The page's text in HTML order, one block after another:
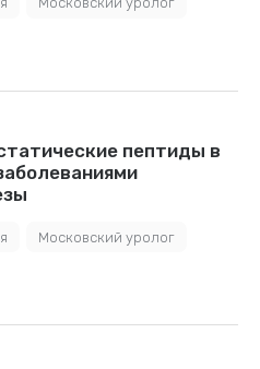
пептиды в
Московский уролог